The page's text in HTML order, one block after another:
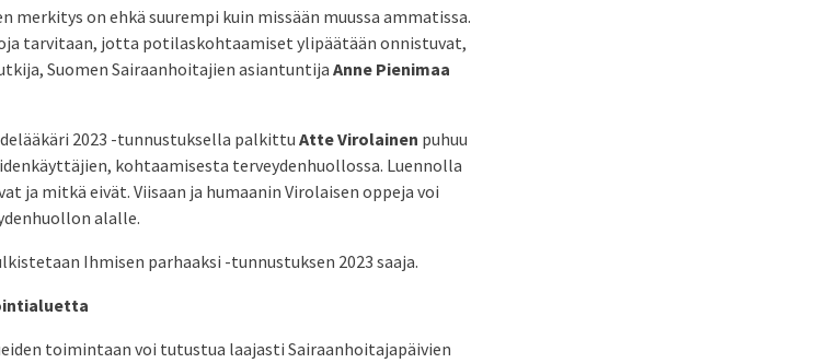
on ehkä suurempi kuin missään muussa ammatissa.
tarvitaan, jotta potilaskohtaamiset ylipäätään onnistuvat,
Suomen Sairaanhoitajien asiantuntijaAnne Pienimaa
2023 -tunnustuksella palkittu Atte Virolainen puhuu
kohtaamisesta terveydenhuollossa. Luennolla
ja mitkä eivät. Viisaan ja humaanin Virolaisen oppeja voi
alalle.
Ihmisen parhaaksi -tunnustuksen 2023 saaja.
toimintaan voi tutustua laajasti Sairaanhoitajapäivien